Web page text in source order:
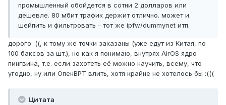
промышленный обойдется в сотни 2 долларов или
дешевле. 80 мбит трафик держит отлично. может и
шейпить и фильтровать - тот же ipfw/dummynet итп.
дорого :((, к тому же точки заказаны (уже едут из Китая, по
100 баксов за шт.), но как я понимаю, внутрях AirOS ядро
пингвина, т.е. если захотеть её можно научить, всему, что
угодно, ну или ОпенВРТ влить, хотя крайне не хотелось бы :(((
Цитата